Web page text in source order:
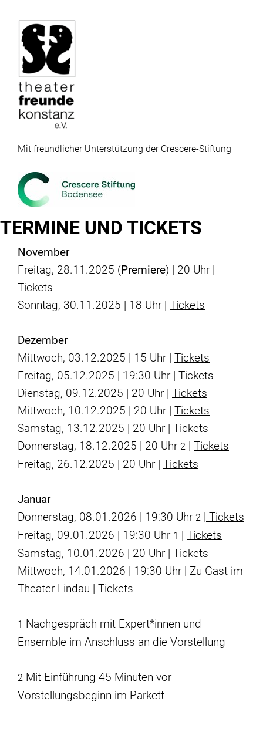
Mit freundlicher Unterstützung der Crescere-Stiftung
TERMINE UND TICKETS
November
Freitag, 28.11.2025 (Premiere) | 20 Uhr |
Tickets
Sonntag, 30.11.2025 | 18 Uhr | Tickets
Dezember
Mittwoch, 03.12.2025 | 15 Uhr | Tickets
Freitag, 05.12.2025 | 19:30 Uhr | Tickets
Dienstag, 09.12.2025 | 20 Uhr | Tickets
Mittwoch, 10.12.2025 | 20 Uhr | Tickets
Samstag, 13.12.2025 | 20 Uhr | Tickets
Donnerstag, 18.12.2025 | 20 Uhr 2 | Tickets
Freitag, 26.12.2025 | 20 Uhr | Tickets
Januar
Donnerstag, 08.01.2026 | 19:30 Uhr 2 | Tickets
Freitag, 09.01.2026 | 19:30 Uhr 1 | Tickets
Samstag, 10.01.2026 | 20 Uhr | Tickets
Mittwoch, 14.01.2026 | 19:30 Uhr | Zu Gast im
Theater Lindau | Tickets
1 Nachgespräch mit Expert*innen und
Ensemble im Anschluss an die Vorstellung
2 Mit Einführung 45 Minuten vor
Vorstellungsbeginn im Parkett